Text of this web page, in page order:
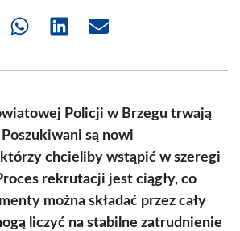
Share Share Share
Policji w Brzegu trwają
Poszukiwani są nowi
chcieliby wstąpić w szeregi
rekrutacji jest ciągły, co
można składać przez cały
liczyć na stabilne zatrudnienie